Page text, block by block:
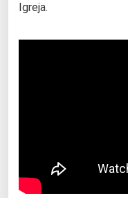
Igreja.